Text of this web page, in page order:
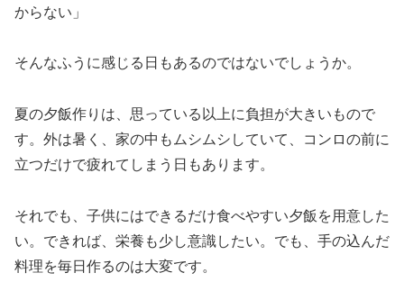
からない」
そんなふうに感じる日もあるのではないでしょうか。
夏の夕飯作りは、思っている以上に負担が大きいもので
す。外は暑く、家の中もムシムシしていて、コンロの前に
立つだけで疲れてしまう日もあります。
それでも、子供にはできるだけ食べやすい夕飯を用意した
い。できれば、栄養も少し意識したい。でも、手の込んだ
料理を毎日作るのは大変です。